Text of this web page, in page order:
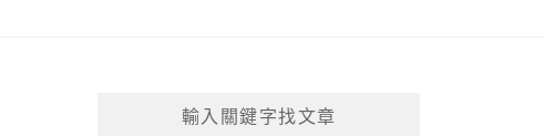
輸入關鍵字找文章